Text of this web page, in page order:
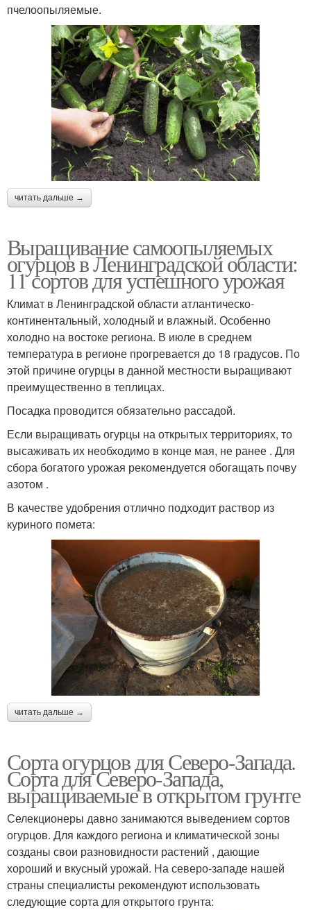
пчелоопыляемые.
читать дальше →
Выращивание самоопыляемых
огурцов в Ленинградской области:
11 сортов для успешного урожая
Климат в Ленинградской области атлантическо-
континентальный, холодный и влажный. Особенно
холодно на востоке региона. В июле в среднем
температура в регионе прогревается до 18 градусов. По
этой причине огурцы в данной местности выращивают
преимущественно в теплицах.
Посадка проводится обязательно рассадой.
Если выращивать огурцы на открытых территориях, то
высаживать их необходимо в конце мая, не ранее . Для
сбора богатого урожая рекомендуется обогащать почву
азотом .
В качестве удобрения отлично подходит раствор из
куриного помета:
читать дальше →
Сорта огурцов для Северо-Запада.
Сорта для Северо-Запада,
выращиваемые в открытом грунте
Селекционеры давно занимаются выведением сортов
огурцов. Для каждого региона и климатической зоны
созданы свои разновидности растений , дающие
хороший и вкусный урожай. На северо-западе нашей
страны специалисты рекомендуют использовать
следующие сорта для открытого грунта: